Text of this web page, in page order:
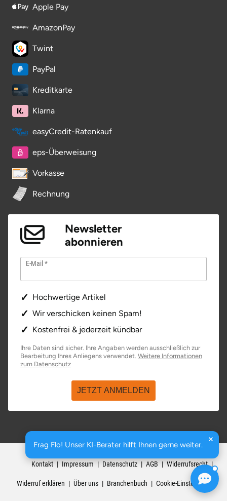
Frag Flo! Unser KI-Berater hilft Ihnen gerne weiter.
Apple Pay
AmazonPay
Twint
PayPal
Kreditkarte
Klarna
easyCredit-Ratenkauf
eps-Überweisung
Vorkasse
Rechnung
Newsletter
abonnieren
E-Mail
Hochwertige Artikel
Wir verschicken keinen Spam!
Kostenfrei & jederzeit kündbar
Ihre Daten sind sicher. Ihre Angaben werden ausschließlich zur
Bearbeitung Ihres Anliegens verwendet. Weitere Informationen
zum Datenschutzöffnet in neuem Fenster
JETZT ANMELDEN
basenio.de 99084
Kontakt
Impressum Datenschutz AGB Widerrufsrecht
Widerruf erklären Über uns Branchenbuch Cookie-Einstellungen
Plön
Potsdam-Mittelmark
Prignitz
Regensburg
Rendsburg Eckernförde
Rodgau
Rostock
Rottweil
Rügen
Salzgitter
Schwabach
Segeberg
Seligenstadt